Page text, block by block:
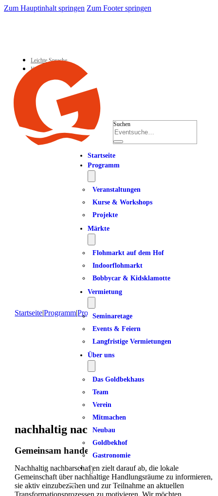
Zum Hauptinhalt springen Zum Footer springen
Leichte Sprache
Kontakt
Suchen
Startseite
Programm
Veranstaltungen
Kurse & Workshops
Projekte
Märkte
Flohmarkt auf dem Hof
Indoorflohmarkt
Bobbycar & Kidsklamotte
Vermietung
Seminaretage
Events & Feiern
Langfristige Vermietungen
Über uns
Das Goldbekhaus
Team
Verein
Mitmachen
Neubau
Goldbekhof
Gastronomie
Startseite|Programm|Projekte nachhaltig nachbarschaften
nachhaltig nachbarschaften
Gemeinsam handeln, nachhaltig leben
Nachhaltig nachbarschaften zielt darauf ab, die lokale
Gemeinschaft über nachhaltige Handlungsräume zu informieren,
sie aktiv einzubeziehen und zur Teilnahme an aktuellen
Transformationsprozessen zu motivieren. Wir möchten